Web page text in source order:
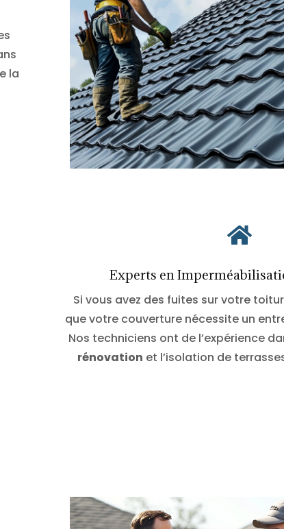
la

Experts en
Si vous avez des fuites sur votre
que votre couverture nécessite un
Nos techniciens ont de l’expérience
rénovation et l’isolation de